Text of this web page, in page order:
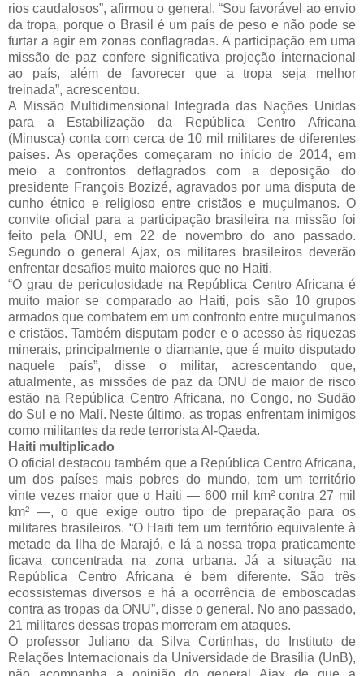
rios caudalosos”, afirmou o general. “Sou favorável ao envio
da tropa, porque o Brasil é um país de peso e não pode se
furtar a agir em zonas conflagradas. A participação em uma
missão de paz confere significativa projeção internacional
ao país, além de favorecer que a tropa seja melhor
treinada”, acrescentou.
A Missão Multidimensional Integrada das Nações Unidas
para a Estabilização da República Centro Africana
(Minusca) conta com cerca de 10 mil militares de diferentes
países. As operações começaram no início de 2014, em
meio a confrontos deflagrados com a deposição do
presidente François Bozizé, agravados por uma disputa de
cunho étnico e religioso entre cristãos e muçulmanos. O
convite oficial para a participação brasileira na missão foi
feito pela ONU, em 22 de novembro do ano passado.
Segundo o general Ajax, os militares brasileiros deverão
enfrentar desafios muito maiores que no Haiti.
“O grau de periculosidade na República Centro Africana é
muito maior se comparado ao Haiti, pois são 10 grupos
armados que combatem em um confronto entre muçulmanos
e cristãos. Também disputam poder e o acesso às riquezas
minerais, principalmente o diamante, que é muito disputado
naquele país”, disse o militar, acrescentando que,
atualmente, as missões de paz da ONU de maior de risco
estão na República Centro Africana, no Congo, no Sudão
do Sul e no Mali. Neste último, as tropas enfrentam inimigos
como militantes da rede terrorista Al-Qaeda.
Haiti multiplicado
O oficial destacou também que a República Centro Africana,
um dos países mais pobres do mundo, tem um território
vinte vezes maior que o Haiti — 600 mil km² contra 27 mil
km² —, o que exige outro tipo de preparação para os
militares brasileiros. “O Haiti tem um território equivalente à
metade da Ilha de Marajó, e lá a nossa tropa praticamente
ficava concentrada na zona urbana. Já a situação na
República Centro Africana é bem diferente. São três
ecossistemas diversos e há a ocorrência de emboscadas
contra as tropas da ONU”, disse o general. No ano passado,
21 militares dessas tropas morreram em ataques.
O professor Juliano da Silva Cortinhas, do Instituto de
Relações Internacionais da Universidade de Brasília (UnB),